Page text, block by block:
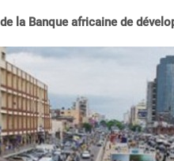
la Banque africaine de